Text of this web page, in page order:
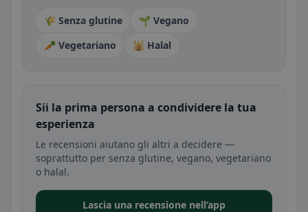
🌾 Senza glutine
🌱 Vegano
🥕 Vegetariano
🕌 Halal
Sii la prima persona a condividere la tua
esperienza
Le recensioni aiutano gli altri a decidere —
soprattutto per senza glutine, vegano, vegetariano
o halal.
Lascia una recensione nell’app